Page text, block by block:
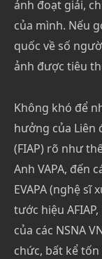
ảnh đoạt giải,
của mình. Nếu
quốc về số
ảnh được tiêu
Không khó để
hưởng của Liên
(FIAP) rõ như
Anh VAPA, đến
EVAPA (nghệ sĩ
tước hiệu
của các NSNA
chức, bất kể